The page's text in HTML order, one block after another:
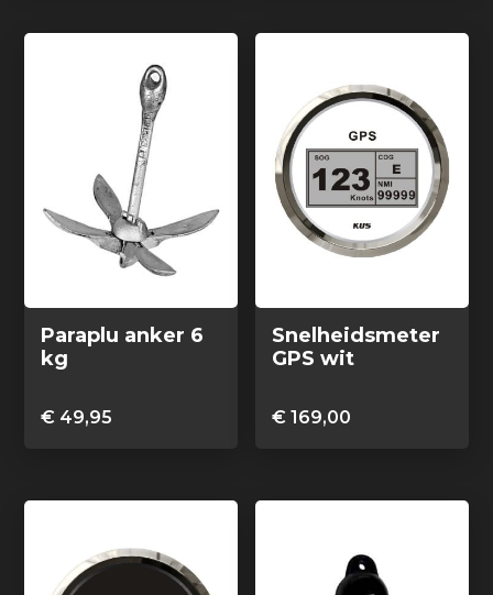
Paraplu anker 6
kg
€ 49,95
Snelheidsmeter
GPS wit
€ 169,00